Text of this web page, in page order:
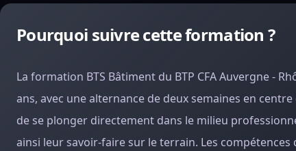
Pourquoi suivre cette formation ?
La formation BTS Bâtiment du BTP CFA Auvergne -
ans, avec une alternance de deux semaines en
de se plonger directement dans le milieu
ainsi leur savoir-faire sur le terrain. Les